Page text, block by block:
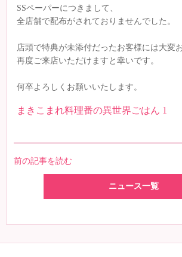
SSペーパーにつきまして、
全店舗で配布がされておりませんでした。
店頭で特典が未添付だったお客様には大変
再度ご来店いただけますと幸いです。
何卒よろしくお願いいたします。
まきこまれ料理番の異世界ごはん 1
前の記事を読む
ニュース一覧